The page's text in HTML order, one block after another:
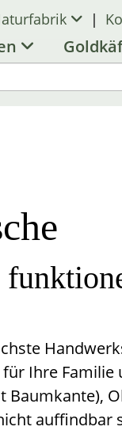
|
Ihre
auffindbar